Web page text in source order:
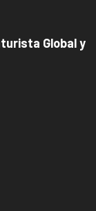
Global y